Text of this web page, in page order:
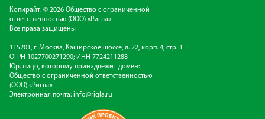
Копирайт: © 2026 Общество с ограниченной
ответственностью (ООО) «Ригла»
Все права защищены
115201, г. Москва, Каширское шоссе, д. 22, корп. 4, стр. 1
ОГРН 1027700271290; ИНН 7724211288
Юр. лицо, которому принадлежит домен:
Общество с ограниченной ответственностью
(ООО) «Ригла»
Электронная почта: info@rigla.ru